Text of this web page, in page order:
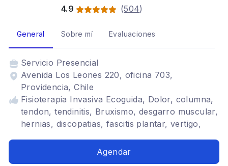
4.9
(504)
General Sobre mí Evaluaciones
Servicio Presencial
Avenida Los Leones 220, oficina 703,
Providencia, Chile
Fisioterapia Invasiva Ecoguida, Dolor, columna,
tendon, tendinitis, Bruxismo, desgarro muscular,
hernias, discopatias, fascitis plantar, vertigo,
trastorno del sueño, dolor lumbar, dolor
Agendar